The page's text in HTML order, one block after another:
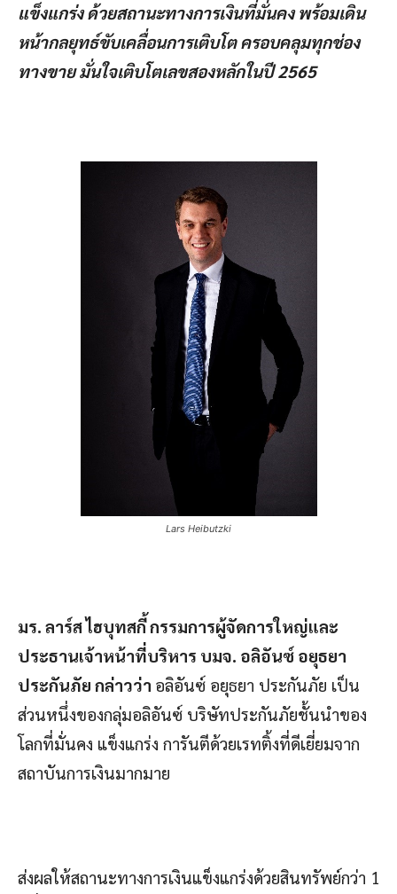
แข็งแกร่ง ด้วยสถานะทางการเงินที่มั่นคง พร้อมเดิน
หน้ากลยุทธ์ขับเคลื่อนการเติบโต ครอบคลุมทุกช่อง
ทางขาย มั่นใจเติบโตเลขสองหลักในปี2565
Lars Heibutzki
มร. ลาร์ส ไฮบุทสกี้ กรรมการผู้จัดการใหญ่และ
ประธานเจ้าหน้าที่บริหาร บมจ. อลิอันซ์ อยุธยา
ประกันภัย กล่าวว่า อลิอันซ์ อยุธยา ประกันภัย เป็น
ส่วนหนึ่งของกลุ่มอลิอันซ์ บริษัทประกันภัยชั้นนำของ
โลกที่มั่นคง แข็งแกร่ง การันตีด้วยเรทติ้งที่ดีเยี่ยมจาก
สถาบันการเงินมากมาย
ส่งผลให้สถานะทางการเงินแข็งแกร่งด้วยสินทรัพย์กว่า 1